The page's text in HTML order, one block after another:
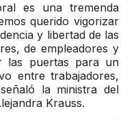
es una tremenda
querido vigorizar
y libertad de las
de empleadores y
las puertas para un
entre trabajadores,
la ministra del
Krauss.